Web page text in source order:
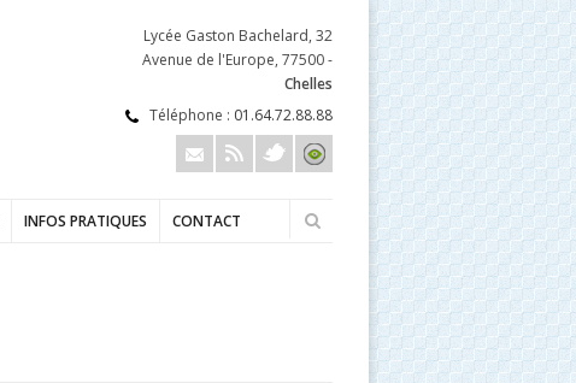
Lycée Gaston Bachelard, 32
Avenue de l'Europe, 77500 -
Chelles
Téléphone : 01.64.72.88.88
INFOS PRATIQUES CONTACT